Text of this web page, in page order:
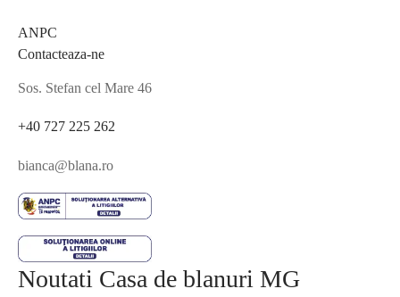
ANPC
Contacteaza-ne
Sos. Stefan cel Mare 46
+40 727 225 262
bianca@blana.ro
Noutati Casa de blanuri MG